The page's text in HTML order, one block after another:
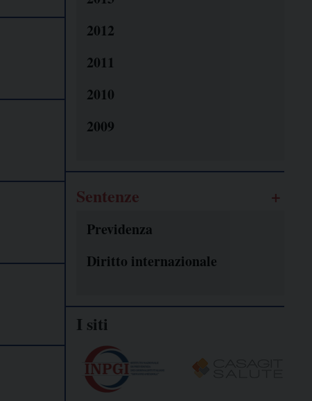
2012
2011
2010
2009
Sentenze
Previdenza
Diritto internazionale
I siti